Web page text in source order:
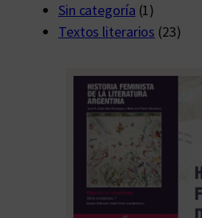
Sin categoría (1)
Textos literarios (23)